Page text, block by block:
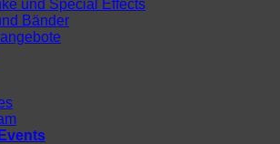
und Special Effects
Bänder